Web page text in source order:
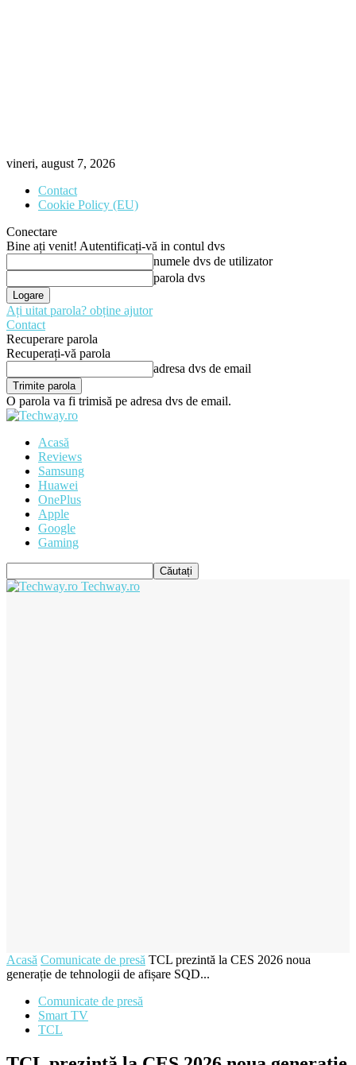
vineri, august 7, 2026
Contact
Cookie Policy (EU)
Conectare
Bine ați venit! Autentificați-vă in contul dvs
numele dvs de utilizator
parola dvs
Ați uitat parola? obține ajutor
Contact
Recuperare parola
Recuperați-vă parola
adresa dvs de email
O parola va fi trimisă pe adresa dvs de email.
Acasă
Reviews
Samsung
Huawei
OnePlus
Apple
Google
Gaming
Techway.ro
Acasă Comunicate de presă TCL prezintă la CES 2026 noua
generație de tehnologii de afișare SQD...
Comunicate de presă
Smart TV
TCL